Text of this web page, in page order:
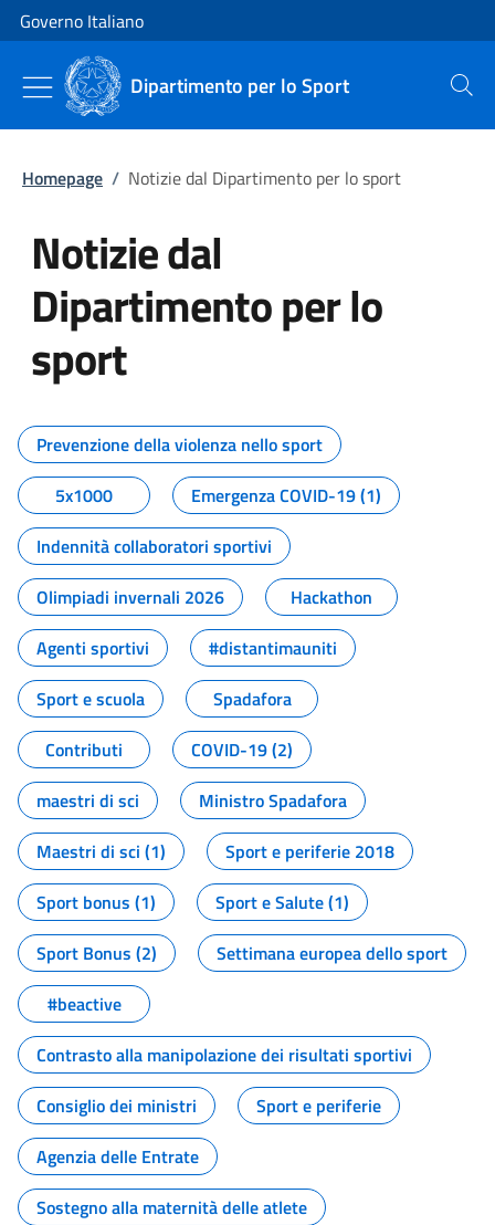
Vai al contenuto
Vai alla navigazione del sito
Governo Italiano
Dipartimento per lo Sport Cerca
Homepage / Notizie dal Dipartimento per lo sport
Notizie dal
Dipartimento per lo
sport
Tutti i contenuti della pagina
Prevenzione della violenza nello sport
5x1000
Emergenza COVID-19 (1)
Indennità collaboratori sportivi
Olimpiadi invernali 2026
Hackathon
Agenti sportivi
#distantimauniti
Sport e scuola
Spadafora
Contributi
COVID-19 (2)
maestri di sci
Ministro Spadafora
Maestri di sci (1)
Sport e periferie 2018
Sport bonus (1)
Sport e Salute (1)
Sport Bonus (2)
Settimana europea dello sport
#beactive
Contrasto alla manipolazione dei risultati sportivi
Consiglio dei ministri
Sport e periferie
Agenzia delle Entrate
Sostegno alla maternità delle atlete